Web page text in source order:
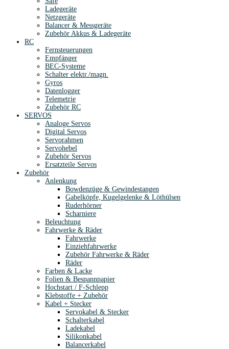
Ladegeräte
Netzgeräte
Balancer & Messgeräte
Zubehör Akkus & Ladegeräte
RC
Fernsteuerungen
Empfänger
BEC-Systeme
Schalter elektr./magn.
Gyros
Datenlogger
Telemetrie
Zubehör RC
SERVOS
Analoge Servos
Digital Servos
Servorahmen
Servohebel
Zubehör Servos
Ersatzteile Servos
Zubehör
Anlenkung
Bowdenzüge & Gewindestangen
Gabelköpfe, Kugelgelenke & Löthülsen
Ruderhörner
Scharniere
Beleuchtung
Fahrwerke & Räder
Fahrwerke
Einziehfahrwerke
Zubehör Fahrwerke & Räder
Räder
Farben & Lacke
Folien & Bespannpapier
Hochstart / F-Schlepp
Klebstoffe + Zubehör
Kabel + Stecker
Servokabel & Stecker
Schalterkabel
Ladekabel
Silikonkabel
Balancerkabel